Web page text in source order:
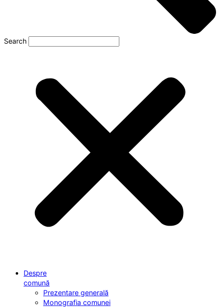
Search
Despre
comună
Prezentare generală
Monografia comunei